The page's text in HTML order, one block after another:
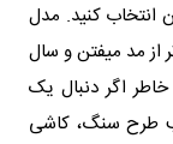
انتخاب کنید. مدل
از مد میفتن و سال
اگر دنبال یک
طرح سنگ، کاشی